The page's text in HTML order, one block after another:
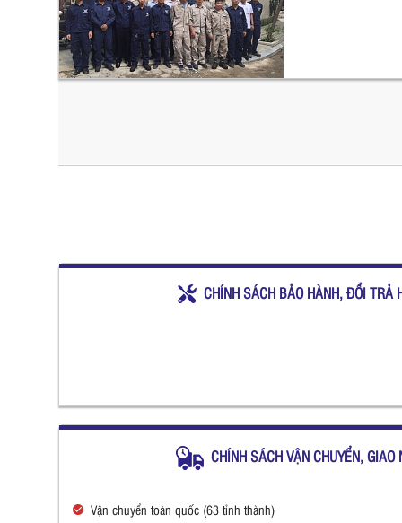
CHÍNH SÁCH BẢO HÀNH, ĐỔI TRẢ
CHÍNH SÁCH VẬN CHUYỂN, GIAO
Vận chuyển toàn quốc (63 tỉnh thành)